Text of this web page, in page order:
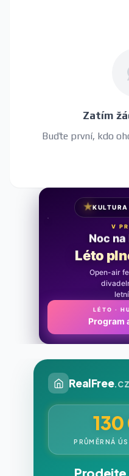
Zatím
Buďte první, kdo
★
V
Noc
Léto
Open-air
LÉTO ·
Program
RealFree.cz
PRŮMĚRNÁ